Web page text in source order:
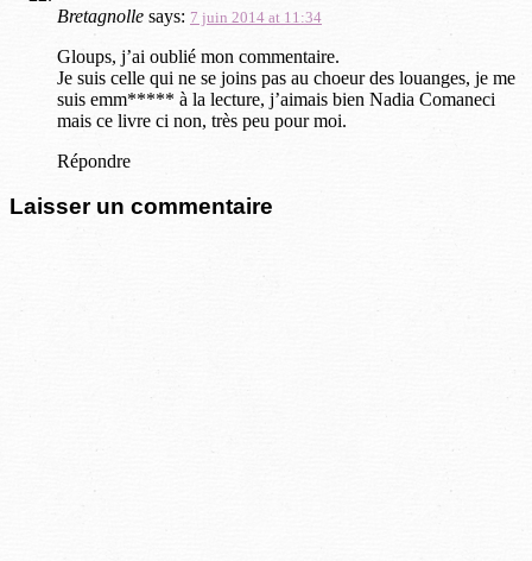
Bretagnolle says: 7 juin 2014 at 11:34
Gloups, j’ai oublié mon commentaire.
Je suis celle qui ne se joins pas au choeur des louanges, je me
suis emm***** à la lecture, j’aimais bien Nadia Comaneci
mais ce livre ci non, très peu pour moi.
Répondre
Laisser un commentaire